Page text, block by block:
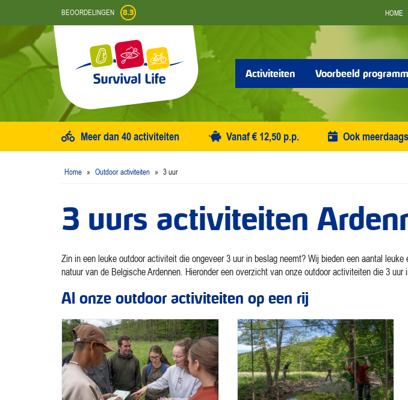
content
BEOORDELINGEN 8.3 HOME
Activiteiten Voorbeeld
Meer dan 40 activiteiten Vanaf € 12,50 p.p. Ook
Home » Outdoor activiteiten » 3 uur
3 uurs activiteiten
Zin in een leuke outdoor activiteit die ongeveer 3 uur in beslag neemt? Wij bieden een aantal
natuur van de Belgische Ardennen. Hieronder een overzicht van onze outdoor activiteiten die 3 uur
Al onze outdoor activiteiten op een rij